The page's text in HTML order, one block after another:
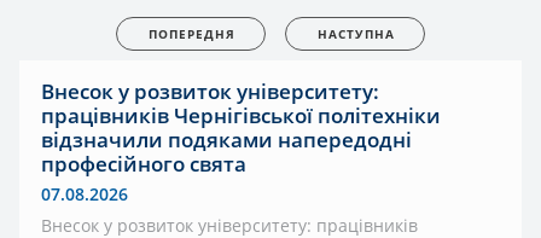
ПОПЕРЕДНЯ НАСТУПНА
Внесок у розвиток університету:
працівників Чернігівської політехніки
відзначили подяками напередодні
професійного свята
07.08.2026
Внесок у розвиток університету: працівників